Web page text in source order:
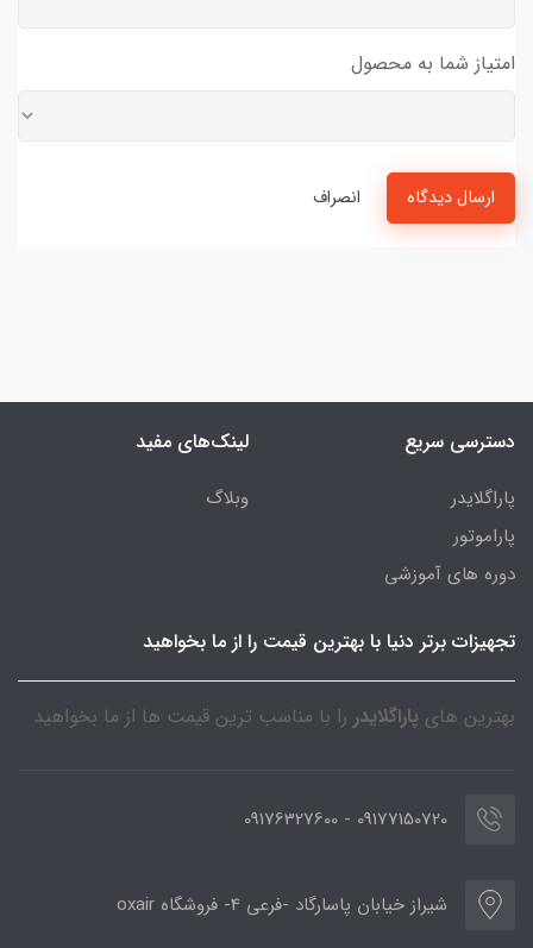
امتیاز شما به محصول
ارسال دیدگاه انصراف
دسترسی سریع
پاراگلایدر
پاراموتور
دوره های آموزشی
لینک‌های مفید
وبلاگ
تجهیزات برتر دنیا با بهترین قیمت را از ما بخواهید
بهترین های پاراگلایدر را با مناسب ترین قیمت ها از ما بخواهید
09177150720 - 09176327600
شیراز خیابان پاسارگاد -فرعی 4- فروشگاه oxair